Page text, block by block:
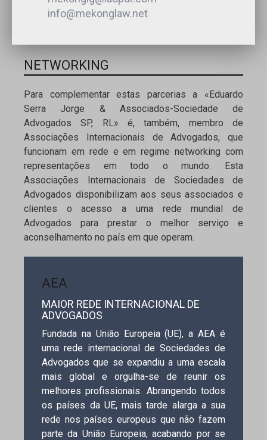
info@mekonglaw.net
NETWORKING
Para complementar estas parcerias a «Eduardo
Serra Jorge & Associados-Sociedade de
Advogados SP, RL» é, também, membro de
Associações Internacionais de Advogados, que
funcionam em rede e em regime networking com
representações em todo o mundo. Esta
Associações Internacionais de Sociedades de
Advogados disponibilizam aos seus associados e
clientes o acesso a uma rede mundial de
Advogados para prestar o melhor serviço e
aconselhamento no país em que operam.
AEA
MAIOR REDE INTERNACIONAL DE
ADVOGADOS
Fundada na União Europeia (UE), a AEA é
uma rede internacional de Sociedades de
Advogados que se expandiu a uma escala
mais global e orgulha-se de reunir os
melhores profissionais. Abrangendo todos
os países da UE, mais tarde alarga a sua
rede nos países europeus que não fazem
parte da União Europeia, acabando por se